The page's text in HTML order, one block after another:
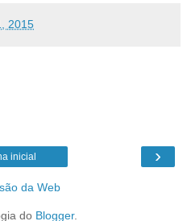
2015
›
inicial
da Web
do Blogger.